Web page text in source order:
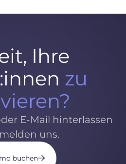
Ihre
zu
E-Mail hinterlassen
uns.
buchen